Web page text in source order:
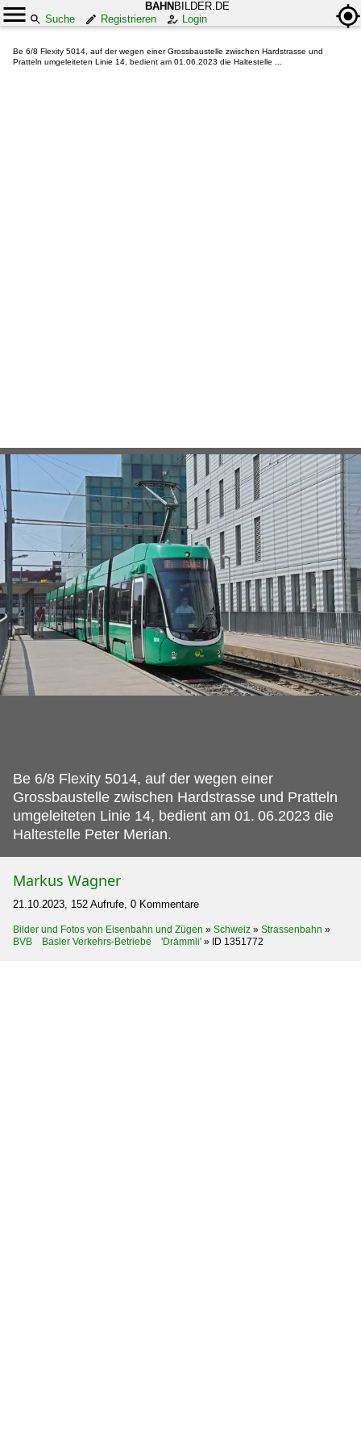
BAHN BILDER.DE
Suche
Registrieren Login
Be 6/8 Flexity 5014, auf der wegen einer Grossbaustelle zwischen Hardstrasse und
Pratteln umgeleiteten Linie 14, bedient am 01.06.2023 die Haltestelle ...
Be 6/8 Flexity 5014, auf der wegen einer
Grossbaustelle zwischen Hardstrasse und Pratteln
umgeleiteten Linie 14, bedient am 01. 06.2023 die
Haltestelle Peter Merian.
Markus Wagner
21.10.2023, 152 Aufrufe, 0 Kommentare
Bilder und Fotos von Eisenbahn und Zügen » Schweiz » Strassenbahn »
BVB Basler Verkehrs-Betriebe 'Drämmli' » ID 1351772